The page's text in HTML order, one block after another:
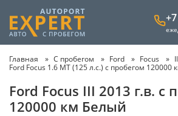
Главная С пробегом Ford Focus
Ford Focus 1.6 MT (125 л.с.) с пробегом 120000
Ford Focus III 2013 г.в. с
120000 км Белый